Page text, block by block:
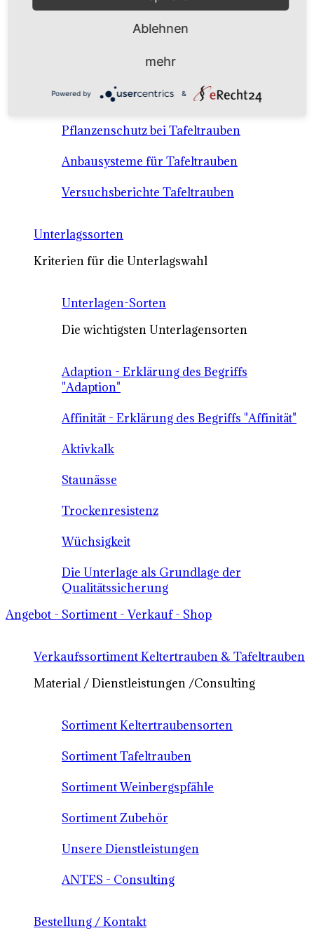
Anbausysteme & Recht
Tafeltrauben A-Z Sortenbeschreibungen
Tafeltraubenanbau - rechtliche
Voraussetzungen
Pflanzenschutz bei Tafeltrauben
Anbausysteme für Tafeltrauben
Versuchsberichte Tafeltrauben
Unterlagssorten
Kriterien für die Unterlagswahl
Unterlagen-Sorten
Die wichtigsten Unterlagensorten
Adaption - Erklärung des Begriffs
"Adaption"
Affinität - Erklärung des Begriffs "Affinität"
Aktivkalk
Staunässe
Trockenresistenz
Wüchsigkeit
Die Unterlage als Grundlage der
Qualitätssicherung
Angebot - Sortiment - Verkauf - Shop
Verkaufssortiment Keltertrauben & Tafeltrauben
Material / Dienstleistungen /Consulting
Sortiment Keltertraubensorten
Sortiment Tafeltrauben
Sortiment Weinbergspfähle
Sortiment Zubehör
Unsere Dienstleistungen
ANTES - Consulting
Bestellung / Kontakt
Ablehnen
mehr
Powered by &